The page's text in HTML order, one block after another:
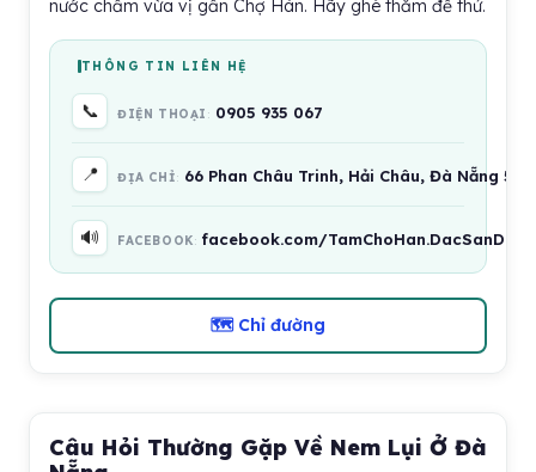
nước chấm vừa vị gần Chợ Hàn. Hãy ghé thăm để thử.
THÔNG TIN LIÊN HỆ
📞 ĐIỆN THOẠI 0905 935 067
📍 ĐỊA CHỈ 66 Phan Châu Trinh, Hải Châu, Đà Nẵng
🔊 FACEBOOK facebook.com/
🗺 Chỉ đường
Câu Hỏi Thường Gặp Về Nem Lụi Ở Đà